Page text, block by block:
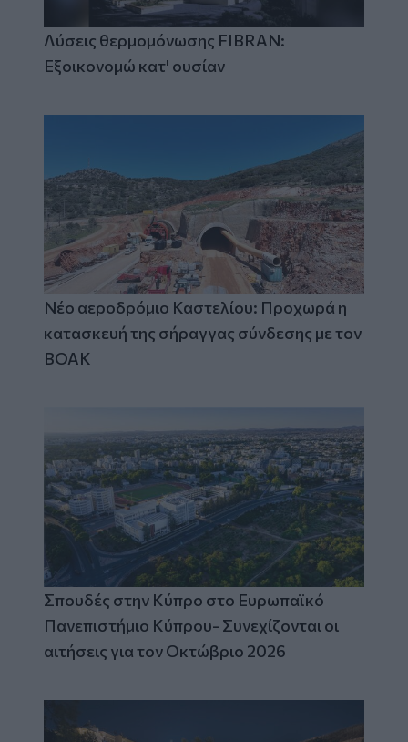
Λύσεις θερμομόνωσης FIBRAN:
Εξοικονομώ κατ' ουσίαν
Νέο αεροδρόμιο Καστελίου: Προχωρά η
κατασκευή της σήραγγας σύνδεσης με τον
ΒΟΑΚ
Σπουδές στην Κύπρο στο Ευρωπαϊκό
Πανεπιστήμιο Κύπρου- Συνεχίζονται οι
αιτήσεις για τον Οκτώβριο 2026